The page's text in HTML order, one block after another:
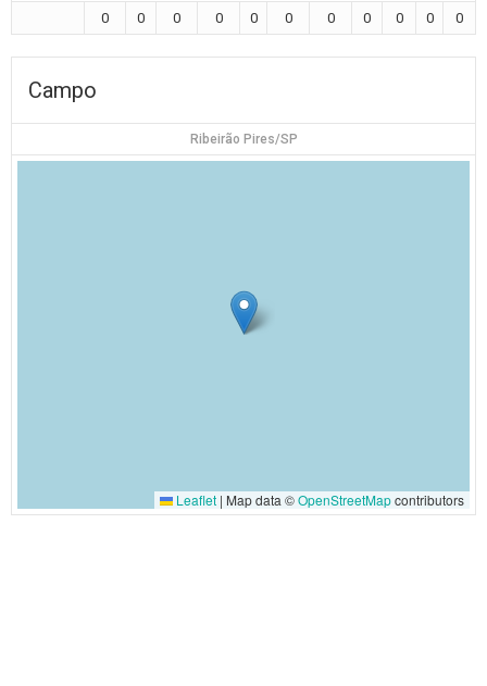
0 0 0 0 0 0 0 0 0 0 0
Campo
Ribeirão Pires/SP
Leaflet | Map data ©OpenStreetMapcontributors